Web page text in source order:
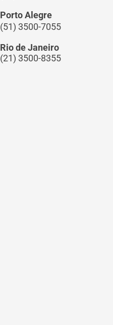
Porto Alegre
(51) 3500-7055
Rio de Janeiro
(21) 3500-8355